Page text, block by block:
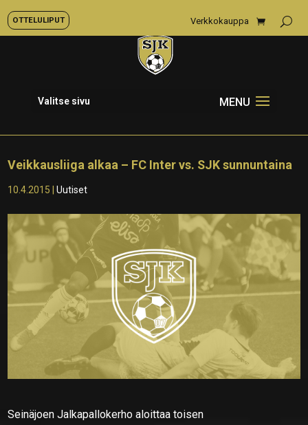
OTTELULIPUT Verkkokauppa
Valitse sivu
Veikkausliiga alkaa – FC Inter vs. SJK sunnuntaina
10.4.2015 |Uutiset
Seinäjoen Jalkapallokerho aloittaa toisen